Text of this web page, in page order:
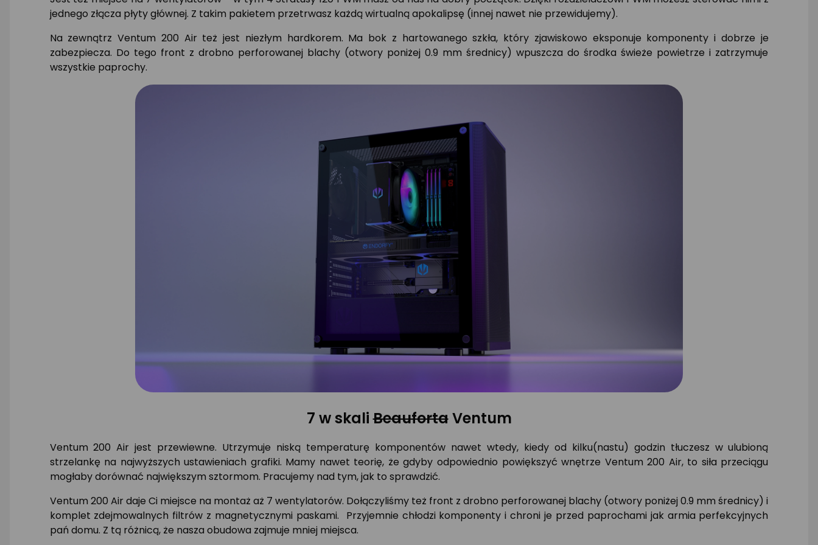
jednego złącza płyty głównej. Z takim pakietem przetrwasz każdą wirtualną apokalipsę (innej nawet nie przewidujemy).
Na zewnątrz Ventum 200 Air też jest niezłym hardkorem. Ma bok z hartowanego szkła, który zjawiskowo eksponuje komponenty i dobrze je
zabezpiecza. Do tego front z drobno perforowanej blachy (otwory poniżej 0.9 mm średnicy) wpuszcza do środka świeże powietrze i zatrzymuje
wszystkie paprochy.
7 w skaliBeaufortaVentum
Ventum 200 Air jest przewiewne. Utrzymuje niską temperaturę komponentów nawet wtedy, kiedy od kilku(nastu) godzin tłuczesz w ulubioną
strzelankę na najwyższych ustawieniach grafiki. Mamy nawet teorię, że gdyby odpowiednio powiększyć wnętrze Ventum 200 Air, to siła przeciągu
mogłaby dorównać największym sztormom. Pracujemy nad tym, jak to sprawdzić.
Ventum 200 Air daje Ci miejsce na montaż aż 7 wentylatorów. Dołączyliśmy też front z drobno perforowanej blachy (otwory poniżej 0.9 mm średnicy) i
komplet zdejmowalnych filtrów z magnetycznymi paskami. Przyjemnie chłodzi komponenty i chroni je przed paprochami jak armia perfekcyjnych
pań domu. Z tą różnicą, że nasza obudowa zajmuje mniej miejsca.